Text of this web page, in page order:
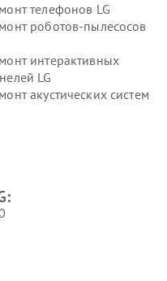
телефонов LG
роботов-пылесосов
интерактивных
LG
акустических систем
вертикальных